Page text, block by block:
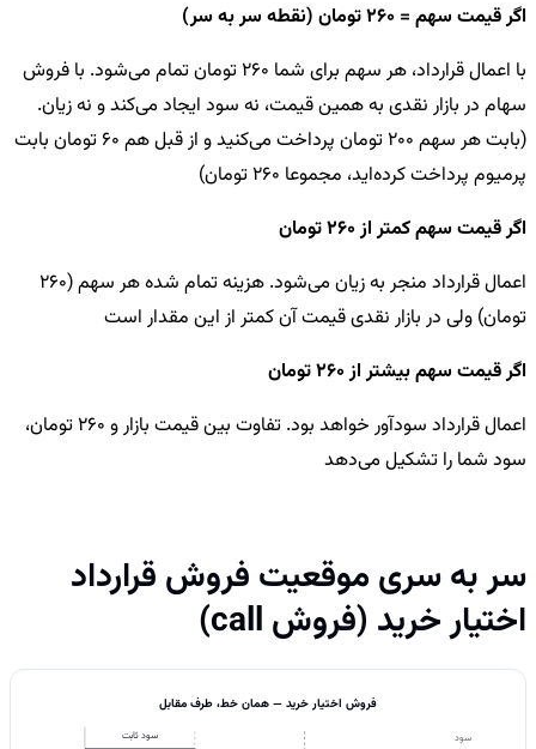
اگر قیمت سهم = 260 تومان (نقطه سر به سر)
با اعمال قرارداد، هر سهم برای شما 260 تومان تمام می‌شود. با
فروش
سهام در بازار نقدی به همین قیمت، نه سود ایجاد می‌کند و نه زیان.
(بابت هر سهم 200 تومان پرداخت می‌کنید و از قبل هم 60 تومان بابت
پرمیوم پرداخت کرده‌اید، مجموعا 260 تومان)
اگر قیمت سهم کمتر از 260 تومان
اعمال قرارداد منجر به زیان می‌شود.
هزینه تمام شده هر سهم (260
تومان) ولی در بازار نقدی قیمت آن کمتر از این مقدار است
اگر قیمت سهم بیشتر از 260 تومان
اعمال قرارداد سودآور خواهد بود.
تفاوت بین قیمت بازار و 260 تومان،
سود شما را تشکیل می‌دهد
سر به سری موقعیت فروش قرارداد
اختیار خرید (فروش call)
فروش اختیار خرید — همان خط، طرف مقابل
سود ثابت سود